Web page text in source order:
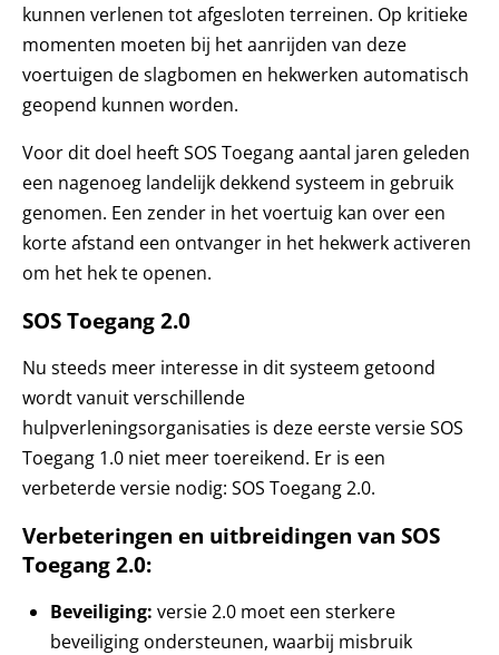
kunnen verlenen tot afgesloten terreinen. Op kritieke
momenten moeten bij het aanrijden van deze
voertuigen de slagbomen en hekwerken automatisch
geopend kunnen worden.
Voor dit doel heeft SOS Toegang aantal jaren geleden
een nagenoeg landelijk dekkend systeem in gebruik
genomen. Een zender in het voertuig kan over een
korte afstand een ontvanger in het hekwerk activeren
om het hek te openen.
SOS Toegang 2.0
Nu steeds meer interesse in dit systeem getoond
wordt vanuit verschillende
hulpverleningsorganisaties is deze eerste versie SOS
Toegang 1.0 niet meer toereikend. Er is een
verbeterde versie nodig: SOS Toegang 2.0.
Verbeteringen en uitbreidingen van SOS
Toegang 2.0:
Beveiliging: versie 2.0 moet een sterkere
beveiliging ondersteunen, waarbij misbruik